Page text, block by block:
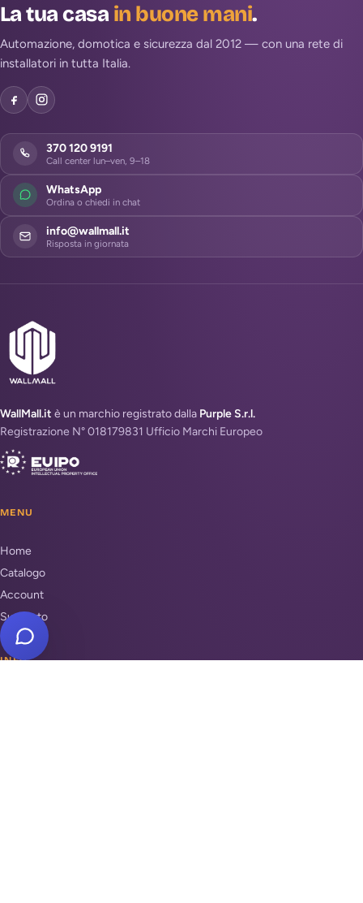
La tua casain buone mani.
Automazione, domotica e sicurezza dal 2012 — con una rete di
installatori in tutta Italia.
370 120 9191
Call center lun–ven, 9–18
WhatsApp
Ordina o chiedi in chat
info@wallmall.it
Risposta in giornata
WallMall.it è un marchio registrato dalla Purple S.r.l.
Registrazione N° 018179831 Ufficio Marchi Europeo
MENU
Home
Catalogo
Account
Supporto
INFO